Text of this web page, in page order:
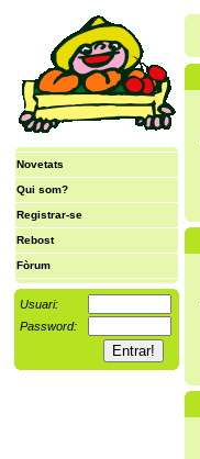
Novetats
Qui som?
Registrar-se
Rebost
Fòrum
Usuari:
Password: